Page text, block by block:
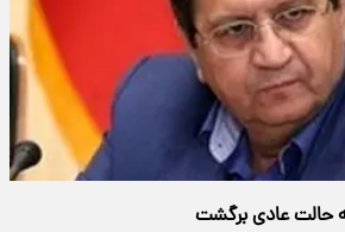
حالت عادی برگشت